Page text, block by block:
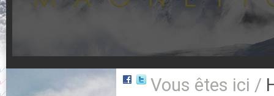
Vous êtes ici /